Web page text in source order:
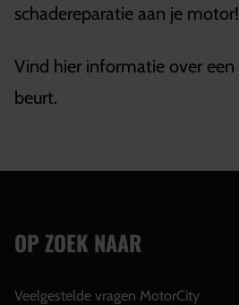
schadereparatie aan je motor!
Vind hier informatie over een
beurt.
OP ZOEK NAAR
Veelgestelde vragen MotorCity